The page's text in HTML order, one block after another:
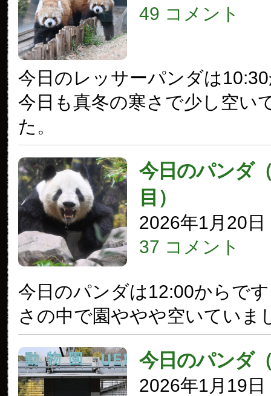
49 コメント
今日のレッサーパンダは
今日も真冬の寒さで少し空い
た。
今日のパンダ
目）
2026年1月20日
37 コメント
今日のパンダは12:00からで
さの中で園ややや空いていま
今日のパンダ
2026年1月19日